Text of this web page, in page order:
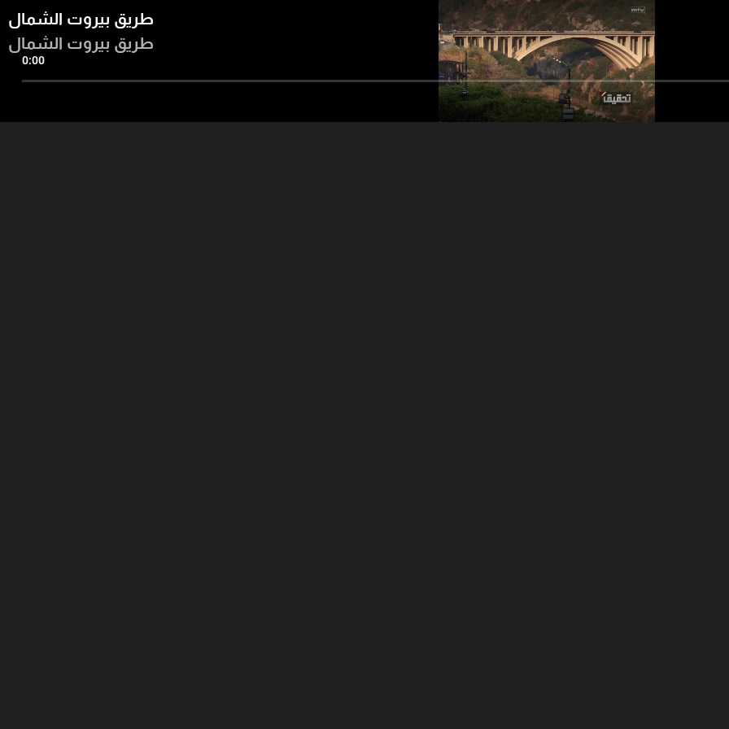
0:00
طريق بيروت الشمال
طريق بيروت الشمال